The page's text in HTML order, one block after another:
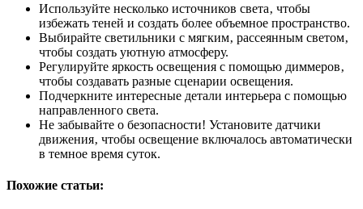
Используйте несколько источников света‚ чтобы
избежать теней и создать более объемное пространство.
Выбирайте светильники с мягким‚ рассеянным светом‚
чтобы создать уютную атмосферу.
Регулируйте яркость освещения с помощью диммеров‚
чтобы создавать разные сценарии освещения.
Подчеркните интересные детали интерьера с помощью
направленного света.
Не забывайте о безопасности! Установите датчики
движения‚ чтобы освещение включалось автоматически
в темное время суток.
Похожие статьи: